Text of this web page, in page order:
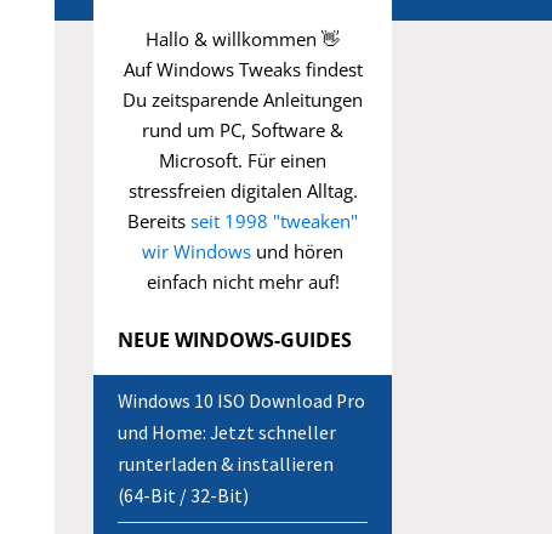
Hallo & willkommen 👋
Auf Windows Tweaks findest
Du zeitsparende Anleitungen
rund um PC, Software &
Microsoft. Für einen
stressfreien digitalen Alltag.
Bereits seit 1998 "tweaken"
wir Windows und hören
einfach nicht mehr auf!
NEUE WINDOWS-GUIDES
Windows 10 ISO Download Pro
und Home: Jetzt schneller
runterladen & installieren
(64-Bit / 32-Bit)